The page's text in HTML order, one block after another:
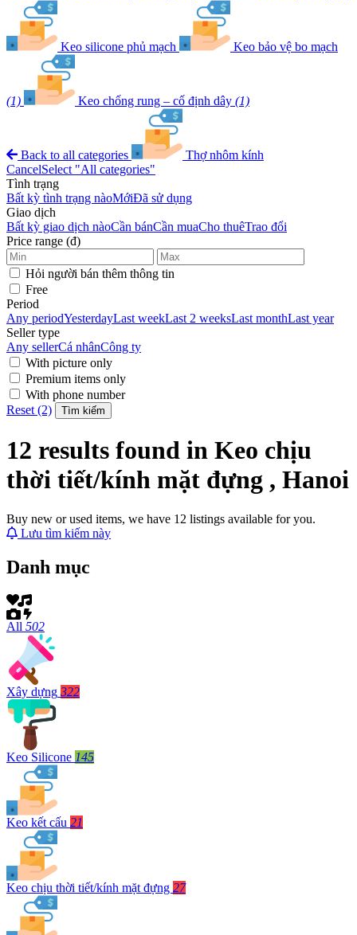
Keo silicone phủ mạch Keo bảo vệ bo mạch
(1) Keo chống rung – cố định dây (1)
Back to all categories
Thợ nhôm kính
CancelSelect "All categories"
Tình trạng
Bất kỳ tình trạng nàoMớiĐã sử dụng
Giao dịch
Bất kỳ giao dịch nàoCần bánCần muaCho thuêTrao đổi
Price range (đ)
Hỏi người bán thêm thông tin
Free
Period
Any periodYesterdayLast weekLast 2 weeksLast monthLast year
Seller type
Any sellerCá nhânCông ty
With picture only
Premium items only
With phone number
Reset (2)
Tìm kiếm
12 results found in Keo chịu
thời tiết/kính mặt đựng , Hanoi
Buy new or used items, we have 12 listings available for you.
Lưu tìm kiếm này
Danh mục
All 502
Xây dựng 322
Keo Silicone 145
Keo kết cấu 21
Keo chịu thời tiết/kính mặt đựng 27